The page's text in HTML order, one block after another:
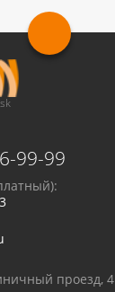
99-99
проезд, 4